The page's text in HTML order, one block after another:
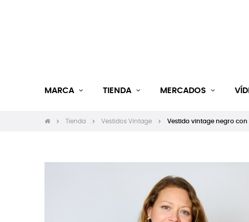
MARCA TIENDA MERCADOS
Tienda Vestidos Vintage Vestido vintage negro